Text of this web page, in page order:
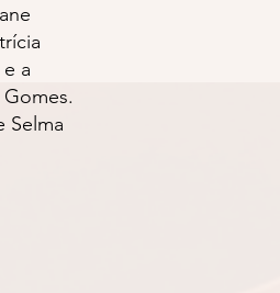
a
Selma